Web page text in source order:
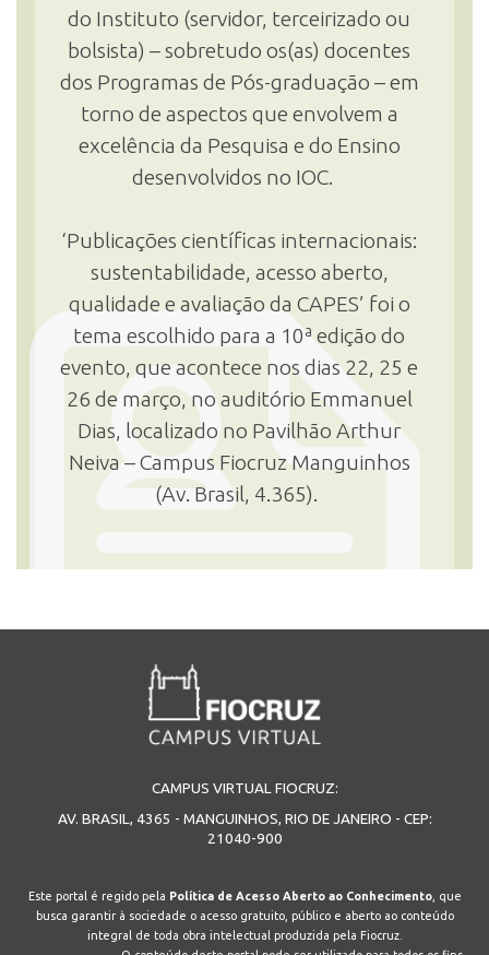
INSCRIÇÃO E SELEÇÃO
do Instituto (servidor, terceirizado ou
bolsista) – sobretudo os(as) docentes
dos Programas de Pós-graduação – em
torno de aspectos que envolvem a
excelência da Pesquisa e do Ensino
desenvolvidos no IOC.
‘Publicações científicas internacionais:
sustentabilidade, acesso aberto,
qualidade e avaliação da CAPES’ foi o
tema escolhido para a 10ª edição do
evento, que acontece nos dias 22, 25 e
26 de março, no auditório Emmanuel
Dias, localizado no Pavilhão Arthur
Neiva – Campus Fiocruz Manguinhos
(Av. Brasil, 4.365).
CAMPUS VIRTUAL FIOCRUZ:
AV. BRASIL, 4365 - MANGUINHOS, RIO DE JANEIRO - CEP:
21040-900
Este portal é regido pela Política de Acesso Aberto ao Conhecimento, que
busca garantir à sociedade o acesso gratuito, público e aberto ao conteúdo
integral de toda obra intelectual produzida pela Fiocruz.